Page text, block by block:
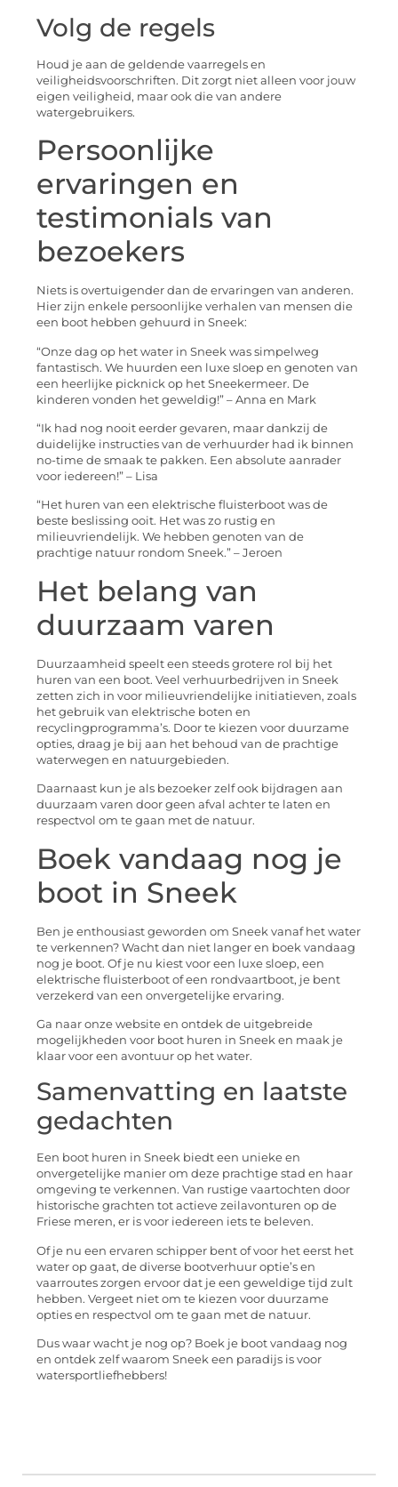
Volg de regels
Houd je aan de geldende vaarregels en
veiligheidsvoorschriften. Dit zorgt niet alleen voor jouw
eigen veiligheid, maar ook die van andere
watergebruikers.
Persoonlijke
ervaringen en
testimonials van
bezoekers
Niets is overtuigender dan de ervaringen van anderen.
Hier zijn enkele persoonlijke verhalen van mensen die
een boot hebben gehuurd in Sneek:
“Onze dag op het water in Sneek was simpelweg
fantastisch. We huurden een luxe sloep en genoten van
een heerlijke picknick op het Sneekermeer. De
kinderen vonden het geweldig!” – Anna en Mark
“Ik had nog nooit eerder gevaren, maar dankzij de
duidelijke instructies van de verhuurder had ik binnen
no-time de smaak te pakken. Een absolute aanrader
voor iedereen!” – Lisa
“Het huren van een elektrische fluisterboot was de
beste beslissing ooit. Het was zo rustig en
milieuvriendelijk. We hebben genoten van de
prachtige natuur rondom Sneek.” – Jeroen
Het belang van
duurzaam varen
Duurzaamheid speelt een steeds grotere rol bij het
huren van een boot. Veel verhuurbedrijven in Sneek
zetten zich in voor milieuvriendelijke initiatieven, zoals
het gebruik van elektrische boten en
recyclingprogramma’s. Door te kiezen voor duurzame
opties, draag je bij aan het behoud van de prachtige
waterwegen en natuurgebieden.
Daarnaast kun je als bezoeker zelf ook bijdragen aan
duurzaam varen door geen afval achter te laten en
respectvol om te gaan met de natuur.
Boek vandaag nog je
boot in Sneek
Ben je enthousiast geworden om Sneek vanaf het water
te verkennen? Wacht dan niet langer en boek vandaag
nog je boot. Of je nu kiest voor een luxe sloep, een
elektrische fluisterboot of een rondvaartboot, je bent
verzekerd van een onvergetelijke ervaring.
Ga naar onze website en ontdek de uitgebreide
mogelijkheden voor boot huren in Sneek en maak je
klaar voor een avontuur op het water.
Samenvatting en laatste
gedachten
Een boot huren in Sneek biedt een unieke en
onvergetelijke manier om deze prachtige stad en haar
omgeving te verkennen. Van rustige vaartochten door
historische grachten tot actieve zeilavonturen op de
Friese meren, er is voor iedereen iets te beleven.
Of je nu een ervaren schipper bent of voor het eerst het
water op gaat, de diverse bootverhuur optie’s en
vaarroutes zorgen ervoor dat je een geweldige tijd zult
hebben. Vergeet niet om te kiezen voor duurzame
opties en respectvol om te gaan met de natuur.
Dus waar wacht je nog op? Boek je boot vandaag nog
en ontdek zelf waarom Sneek een paradijs is voor
watersportliefhebbers!